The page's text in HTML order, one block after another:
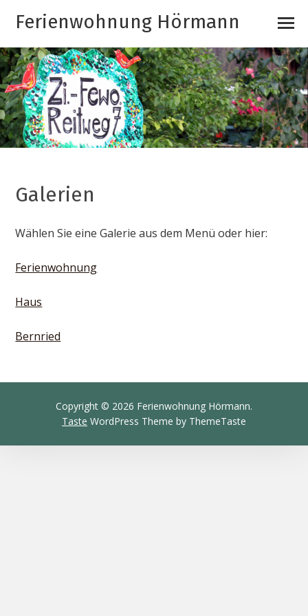
Ferienwohnung Hörmann
Galerien
Wählen Sie eine Galerie aus dem Menü oder hier:
Ferienwohnung
Haus
Bernried
Copyright © 2026 Ferienwohnung Hörmann.
Taste WordPress Theme by ThemeTaste